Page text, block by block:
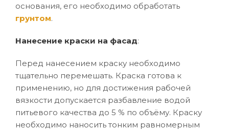
основания, его необходимо обработать
грунтом.
Нанесение краски на фасад:
Перед нанесением краску необходимо
тщательно перемешать. Краска готова к
применению, но для достижения рабочей
вязкости допускается разбавление водой
питьевого качества до 5 % по объёму. Краску
необходимо наносить тонким равномерным